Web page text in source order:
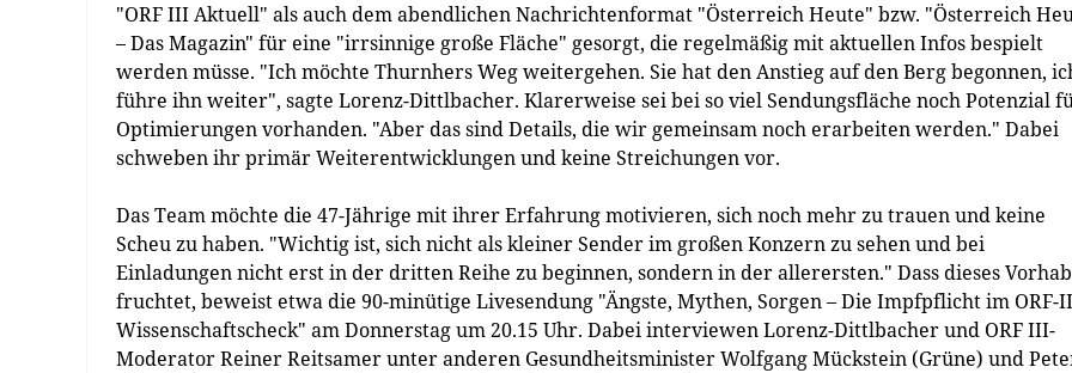
"ORF III Aktuell" als auch dem abendlichen Nachrichtenformat "Österreich Heute" bzw. "Österreich
– Das Magazin" für eine "irrsinnige große Fläche" gesorgt, die regelmäßig mit aktuellen Infos bespielt
werden müsse. "Ich möchte Thurnhers Weg weitergehen. Sie hat den Anstieg auf den Berg begonnen,
führe ihn weiter", sagte Lorenz-Dittlbacher. Klarerweise sei bei so viel Sendungsfläche noch Potenzial
Optimierungen vorhanden. "Aber das sind Details, die wir gemeinsam noch erarbeiten werden." Dabei
schweben ihr primär Weiterentwicklungen und keine Streichungen vor.
Das Team möchte die 47-Jährige mit ihrer Erfahrung motivieren, sich noch mehr zu trauen und keine
Scheu zu haben. "Wichtig ist, sich nicht als kleiner Sender im großen Konzern zu sehen und bei
Einladungen nicht erst in der dritten Reihe zu beginnen, sondern in der allerersten." Dass dieses
fruchtet, beweist etwa die 90-minütige Livesendung "Ängste, Mythen, Sorgen – Die Impfpflicht im ORF-
Wissenschaftscheck" am Donnerstag um 20.15 Uhr. Dabei interviewen Lorenz-Dittlbacher und ORF III-
Moderator Reiner Reitsamer unter anderen Gesundheitsminister Wolfgang Mückstein (Grüne) und